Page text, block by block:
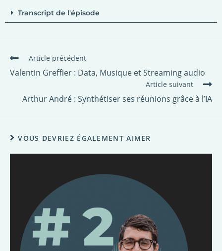
Transcript de l'épisode
Article précédent
Valentin Greffier : Data, Musique et Streaming audio
Article suivant
Arthur André : Synthétiser ses réunions grâce à l’IA
VOUS DEVRIEZ ÉGALEMENT AIMER